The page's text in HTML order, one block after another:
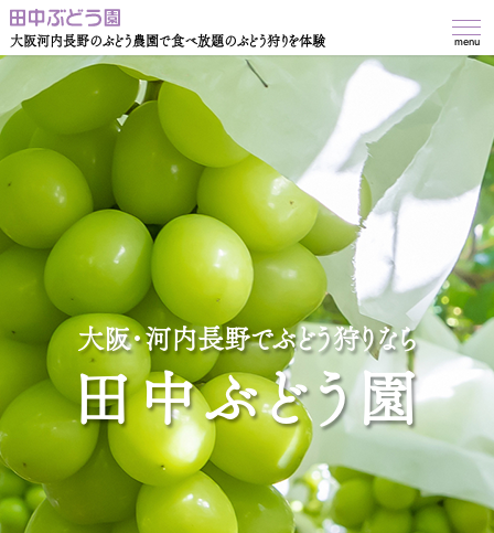
大阪河内長野のぶどう農園で食べ放題のぶどう狩りを体験 menu
大阪・河内長野でぶどう狩りなら
田中ぶどう園